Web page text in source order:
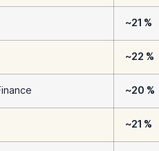
~21 %
~22 %
~20 %
~21 %